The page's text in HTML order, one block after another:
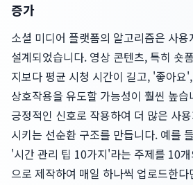
증가
소셜 미디어 플랫폼의 알고리즘은 사
설계되었습니다. 영상 콘텐츠, 특히 숏
지보다 평균 시청 시간이 길고, '좋아
상호작용을 유도할 가능성이 훨씬 높
긍정적인 신호로 작용하여 더 많은 사
시키는 선순환 구조를 만듭니다. 예를
'시간 관리 팁 10가지'라는 주제를 10
으로 제작하여 매일 하나씩 업로드한